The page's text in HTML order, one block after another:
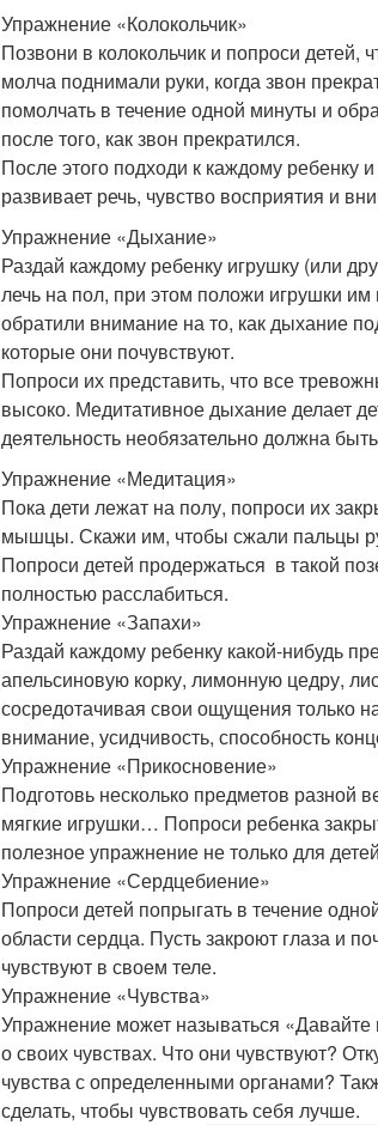
Упражнение «Колокольчик»
Позвони в колокольчик и попроси детей,
молча поднимали руки, когда звон
помолчать в течение одной минуты и
после того, как звон прекратился.
После этого подходи к каждому ребенку
развивает речь, чувство восприятия и
Упражнение «Дыхание»
Раздай каждому ребенку игрушку (или
лечь на пол, при этом положи игрушки
обратили внимание на то, как дыхание
которые они почувствуют.
Попроси их представить, что все
высоко. Медитативное дыхание делает
деятельность необязательно должна
Упражнение «Медитация»
Пока дети лежат на полу, попроси их
мышцы. Скажи им, чтобы сжали пальцы
Попроси детей продержаться в такой
полностью расслабиться.
Упражнение «Запахи»
Раздай каждому ребенку какой-нибудь
апельсиновую корку, лимонную цедру,
сосредотачивая свои ощущения только
внимание, усидчивость, способность
Упражнение «Прикосновение»
Подготовь несколько предметов
мягкие игрушки… Попроси ребенка
полезное упражнение не только для
Упражнение «Сердцебиение»
Попроси детей попрыгать в течение
области сердца. Пусть закроют глаза и
чувствуют в своем теле.
Упражнение «Чувства»
Упражнение может называться «Давайте
о своих чувствах. Что они чувствуют?
чувства с определенными органами?
сделать, чтобы чувствовать себя лучше.